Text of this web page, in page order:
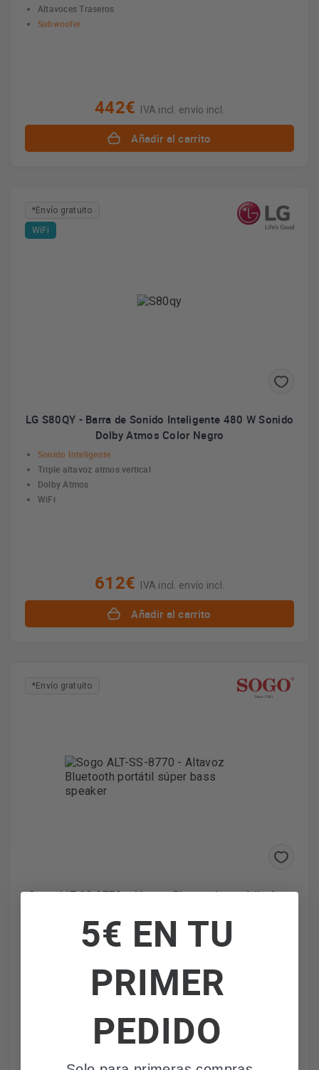
Altavoces Traseros
Subwoofer
442€ IVA incl. envío incl.
Añadir al carrito
*Envío gratuito
WiFi
LG S80QY - Barra de Sonido Inteligente 480 W Sonido
Dolby Atmos Color Negro
Sonido Inteligente
Triple altavoz atmos vertical
Dolby Atmos
WiFi
612€ IVA incl. envío incl.
Añadir al carrito
*Envío gratuito
Sogo ALT-SS-8770 - Altavoz Bluetooth portátil súper
Asa transporte
Función karaoke
Altavoces potentes
5€ EN TU
PRIMER
PEDIDO